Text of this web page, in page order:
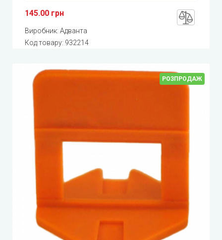
145.00 грн
Виробник: Адванта
Код товару: 932214
РОЗПРОДАЖ